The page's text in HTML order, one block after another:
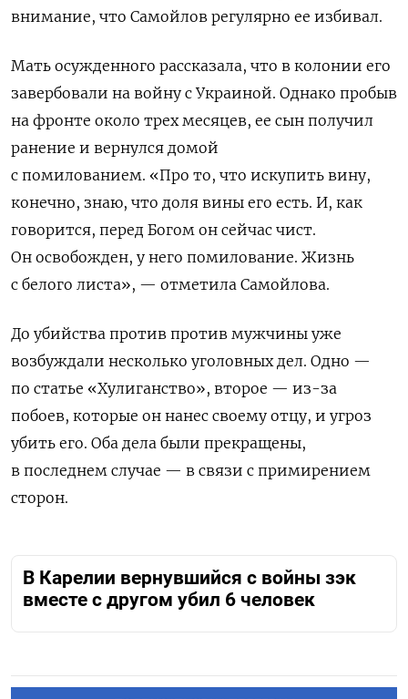
внимание, что Самойлов регулярно ее избивал.
Мать осужденного рассказала, что в колонии его
завербовали на войну с Украиной. Однако пробыв
на фронте около трех месяцев, ее сын получил
ранение и вернулся домой
с помилованием. «Про то, что искупить вину,
конечно, знаю, что доля вины его есть. И, как
говорится, перед Богом он сейчас чист.
Он освобожден, у него помилование. Жизнь
с белого листа», — отметила Самойлова.
До убийства против против мужчины уже
возбуждали несколько уголовных дел. Одно —
по статье «Хулиганство», второе — из-за
побоев, которые он нанес своему отцу, и угроз
убить его. Оба дела были прекращены,
в последнем случае — в связи с примирением
сторон.
В Карелии вернувшийся с войны зэк
вместе с другом убил 6 человек